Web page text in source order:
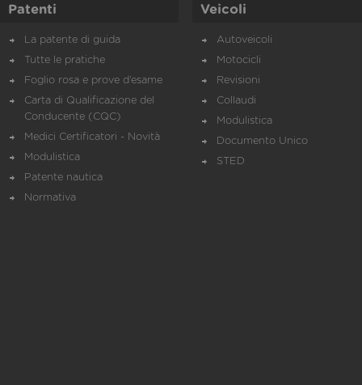
Patenti
La patente di guida
Tutte le pratiche
Foglio rosa e prove d’esame
Carta di Qualificazione del
Conducente (CQC)
Medici Certificatori - Novità
Modulistica
Patente nautica
Normativa
Veicoli
Autoveicoli
Motocicli
Revisioni
Collaudi
Modulistica
Documento Unico
STED